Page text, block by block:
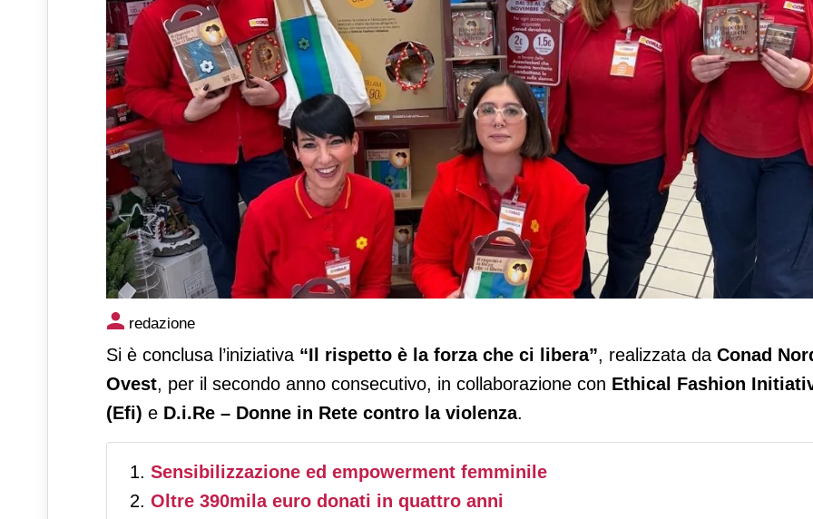
Conad Nord Ovest devolve oltre 30.000 euro ai centri antiviolenza del
territorio
redazione
Si è conclusa l’iniziativa “Il rispetto è la forza che ci libera”, realizzata da Conad
Ovest, per il secondo anno consecutivo, in collaborazione con Ethical Fashion
(Efi) e D.i.Re – Donne in Rete contro la violenza.
Sensibilizzazione ed empowerment femminile
Oltre 390mila euro donati in quattro anni